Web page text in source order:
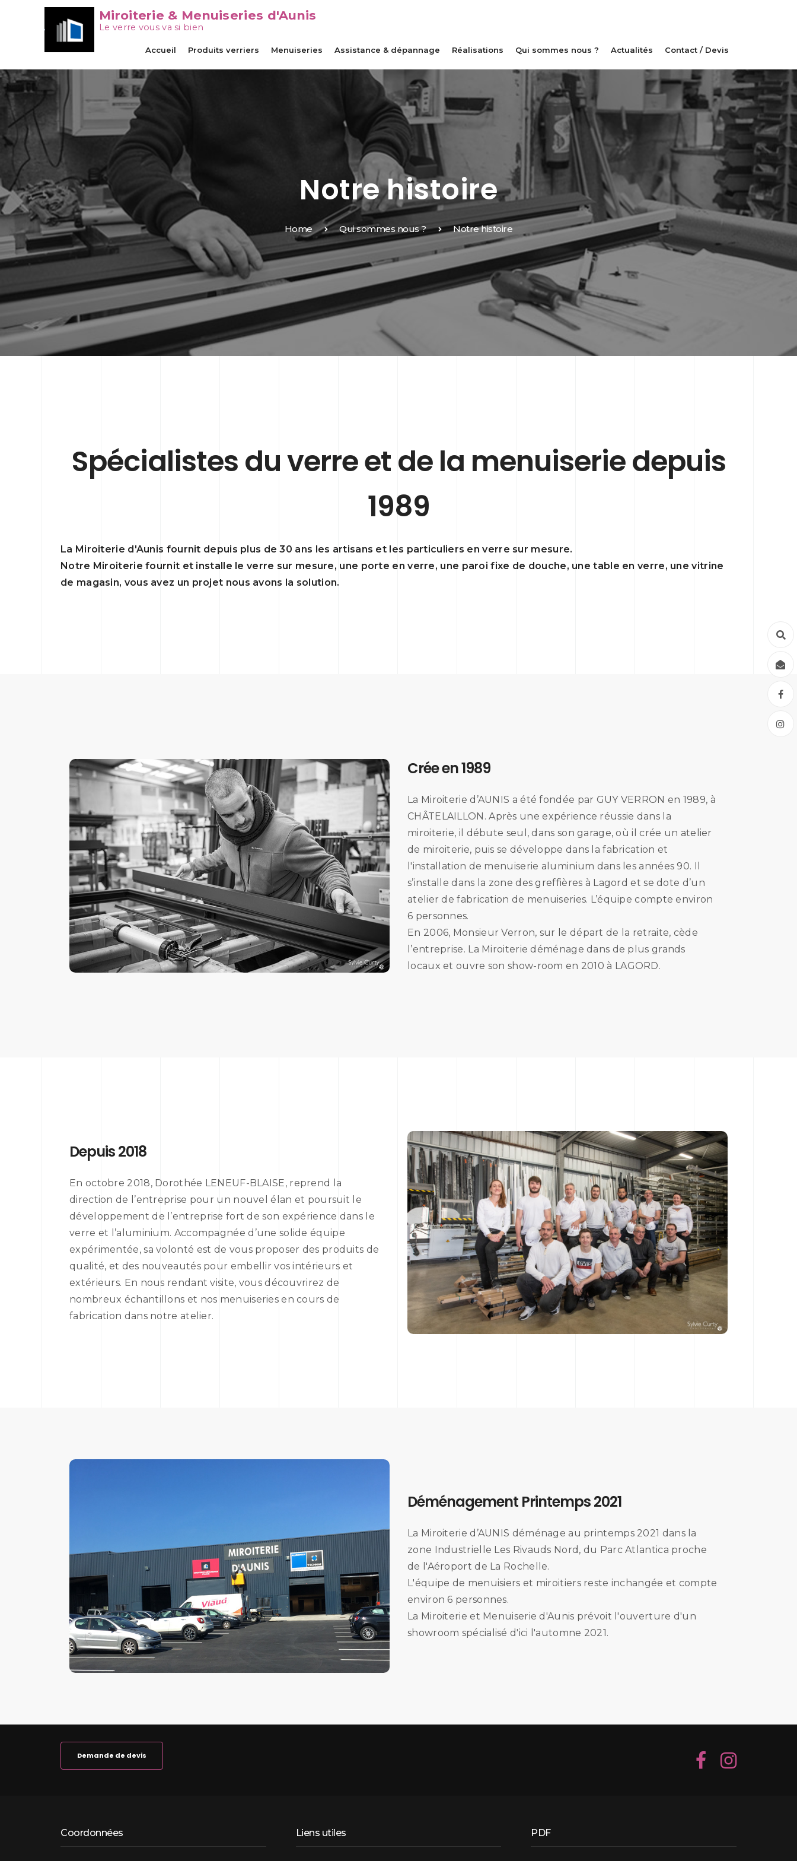
Miroiterie & Menuiseries d'Aunis
Le verre vous va si bien
Accueil Produits verriers Menuiseries Assistance & dépannage Réalisations Qui sommes nous ? Actualités Contact / Devis
Notre histoire
Home Qui sommes nous ? Notre histoire
Spécialistes du verre et de la menuiserie depuis
1989
La Miroiterie d'Aunis fournit depuis plus de 30 ans les artisans et les particuliers en verre sur mesure.
Notre Miroiterie fournit et installe le verre sur mesure, une porte en verre, une paroi fixe de douche, une table en verre, une vitrine
de magasin, vous avez un projet nous avons la solution.
Crée en 1989
La Miroiterie d’AUNIS a été fondée par GUY VERRON en 1989, à
CHÂTELAILLON. Après une expérience réussie dans la
miroiterie, il débute seul, dans son garage, où il crée un atelier
de miroiterie, puis se développe dans la fabrication et
l'installation de menuiserie aluminium dans les années 90. Il
s’installe dans la zone des greffières à Lagord et se dote d’un
atelier de fabrication de menuiseries. L’équipe compte environ
6 personnes.
En 2006, Monsieur Verron, sur le départ de la retraite, cède
l’entreprise. La Miroiterie déménage dans de plus grands
locaux et ouvre son show-room en 2010 à LAGORD.
Depuis 2018
En octobre 2018, Dorothée LENEUF-BLAISE, reprend la
direction de l’entreprise pour un nouvel élan et poursuit le
développement de l’entreprise fort de son expérience dans le
verre et l’aluminium. Accompagnée d’une solide équipe
expérimentée, sa volonté est de vous proposer des produits de
qualité, et des nouveautés pour embellir vos intérieurs et
extérieurs. En nous rendant visite, vous découvrirez de
nombreux échantillons et nos menuiseries en cours de
fabrication dans notre atelier.
Déménagement Printemps 2021
La Miroiterie d’AUNIS déménage au printemps 2021 dans la
zone Industrielle Les Rivauds Nord, du Parc Atlantica proche
de l'Aéroport de La Rochelle.
L'équipe de menuisiers et miroitiers reste inchangée et compte
environ 6 personnes.
La Miroiterie et Menuiserie d'Aunis prévoit l'ouverture d'un
showroom spécialisé d'ici l'automne 2021.
Demande de devis
Coordonnées Liens utiles PDF